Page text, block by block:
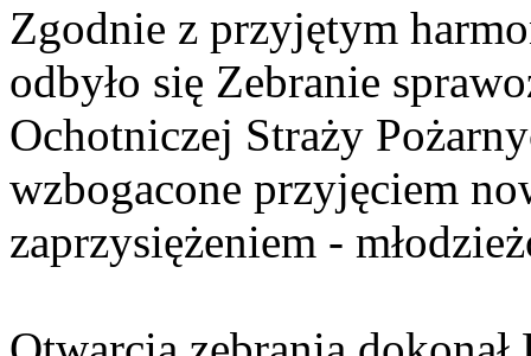
Zgodnie z przyjętym
odbyło się Zebranie
Ochotniczej Straży
wzbogacone przyjęciem
zaprzysiężeniem -